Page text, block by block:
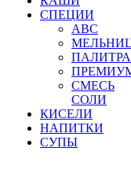
СПЕЦИИ
АВС
ПАЛИТРА
СМЕСЬ
СОЛИ
КИСЕЛИ
НАПИТКИ
СУПЫ